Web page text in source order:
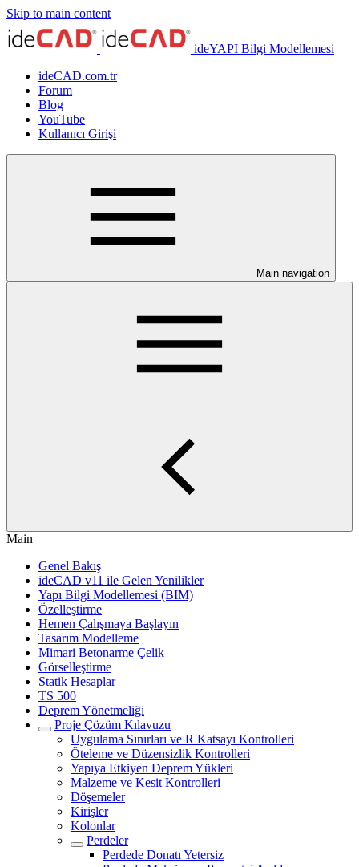
Skip to main content
ideYAPI Bilgi Modellemesi
ideCAD.com.tr
Forum
Blog
YouTube
Kullanıcı Girişi
Main navigation
Main
Genel Bakış
ideCAD v11 ile Gelen Yenilikler
Yapı Bilgi Modellemesi (BIM)
Özelleştirme
Hemen Çalışmaya Başlayın
Tasarım Modelleme
Mimari Betonarme Çelik
Görselleştirme
Statik Hesaplar
TS 500
Deprem Yönetmeliği
Proje Çözüm Kılavuzu
Uygulama Sınırları ve R Katsayı Kontrolleri
Öteleme ve Düzensizlik Kontrolleri
Yapıya Etkiyen Deprem Yükleri
Malzeme ve Kesit Kontrolleri
Döşemeler
Kirişler
Kolonlar
Perdeler
Perdede Donatı Yetersiz